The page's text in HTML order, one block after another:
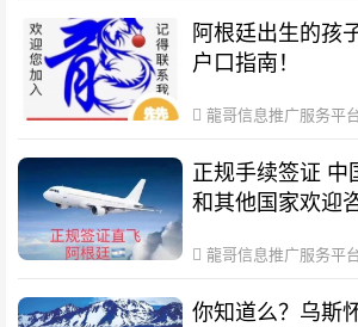
阿根廷出生的孩
户口指南！
龍哥信息推广服务平
正规手续签证 中
和其他国家欢迎
龍哥信息推广服务平
你知道么？乌斯